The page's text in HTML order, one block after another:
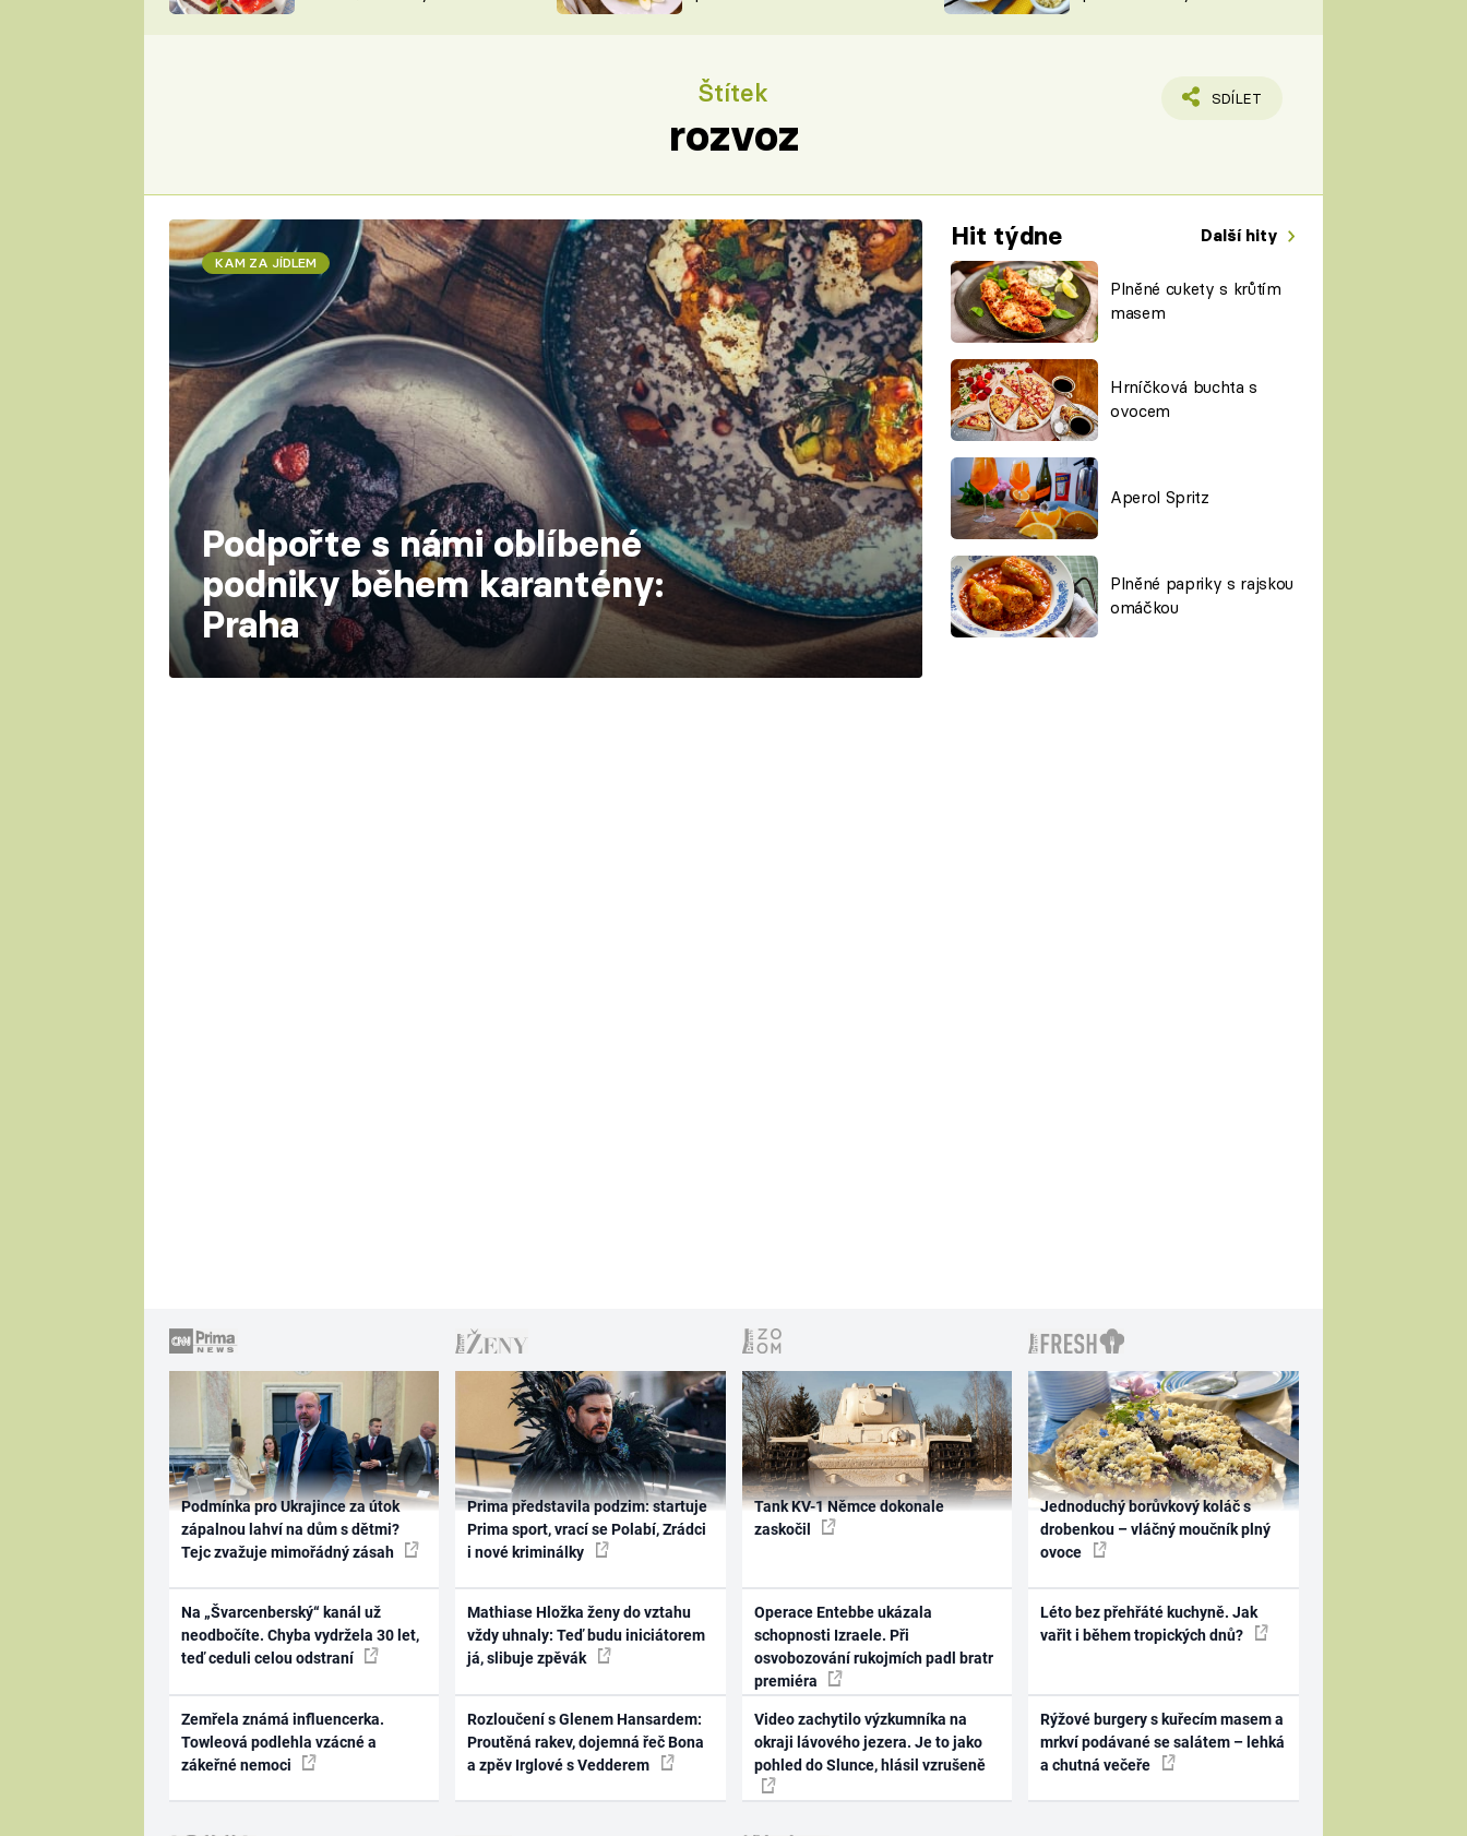
NA NÁKUPECH
ŠÉFREDAKTORKY
Štítek
rozvoz
SDÍLET
Hit týdne Další hity
Plněné cukety s krůtím
masem
Hrníčková buchta s
ovocem
Aperol Spritz
Plněné papriky s rajskou
omáčkou
KAM ZA JÍDLEM
Podpořte s námi oblíbené
podniky během karantény:
Praha
Podmínka pro Ukrajince za útok
zápalnou lahví na dům s dětmi?
Tejc zvažuje mimořádný zásah
Na „Švarcenberský“ kanál už
neodbočíte. Chyba vydržela 30 let,
teď ceduli celou odstraní
Zemřela známá influencerka.
Towleová podlehla vzácné a
zákeřné nemoci
Prima představila podzim: startuje
Prima sport, vrací se Polabí, Zrádci
i nové kriminálky
Mathiase Hložka ženy do vztahu
vždy uhnaly: Teď budu iniciátorem
já, slibuje zpěvák
Rozloučení s Glenem Hansardem:
Proutěná rakev, dojemná řeč Bona
a zpěv Irglové s Vedderem
Tank KV-1 Němce dokonale
zaskočil
Operace Entebbe ukázala
schopnosti Izraele. Při
osvobozování rukojmích padl bratr
premiéra
Video zachytilo výzkumníka na
okraji lávového jezera. Je to jako
pohled do Slunce, hlásil vzrušeně
Jednoduchý borůvkový koláč s
drobenkou – vláčný moučník plný
ovoce
Léto bez přehřáté kuchyně. Jak
vařit i během tropických dnů?
Rýžové burgery s kuřecím masem a
mrkví podávané se salátem – lehká
a chutná večeře